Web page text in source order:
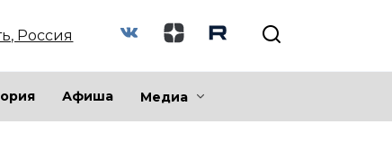
Россия
Афиша Медиа